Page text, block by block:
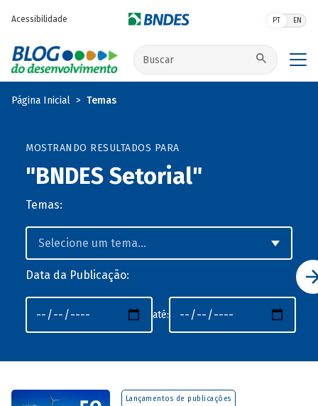
Acessibilidade PT EN
Buscar no site
Página Inicial Temas
MOSTRANDO RESULTADOS PARA
"BNDES Setorial"
Temas:
Data da Publicação:
até:
Lançamentos de publicações